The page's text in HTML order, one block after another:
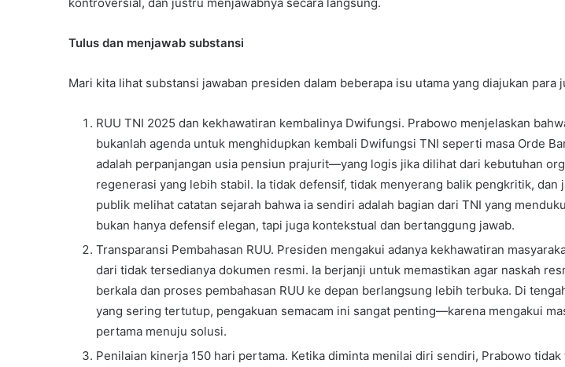
Tulus dan menjawab substansi
Mari kita lihat substansi jawaban presiden dalam beberapa isu utama yang diajukan para
RUU TNI 2025 dan kekhawatiran kembalinya Dwifungsi. Prabowo menjelaskan
bukanlah agenda untuk menghidupkan kembali Dwifungsi TNI seperti masa Orde
adalah perpanjangan usia pensiun prajurit—yang logis jika dilihat dari kebutuhan
regenerasi yang lebih stabil. Ia tidak defensif, tidak menyerang balik pengkritik, dan
publik melihat catatan sejarah bahwa ia sendiri adalah bagian dari TNI yang
bukan hanya defensif elegan, tapi juga kontekstual dan bertanggung jawab.
Transparansi Pembahasan RUU. Presiden mengakui adanya kekhawatiran
dari tidak tersedianya dokumen resmi. Ia berjanji untuk memastikan agar naskah
berkala dan proses pembahasan RUU ke depan berlangsung lebih terbuka. Di
yang sering tertutup, pengakuan semacam ini sangat penting—karena mengakui
pertama menuju solusi.
Penilaian kinerja 150 hari pertama. Ketika diminta menilai diri sendiri, Prabowo tidak